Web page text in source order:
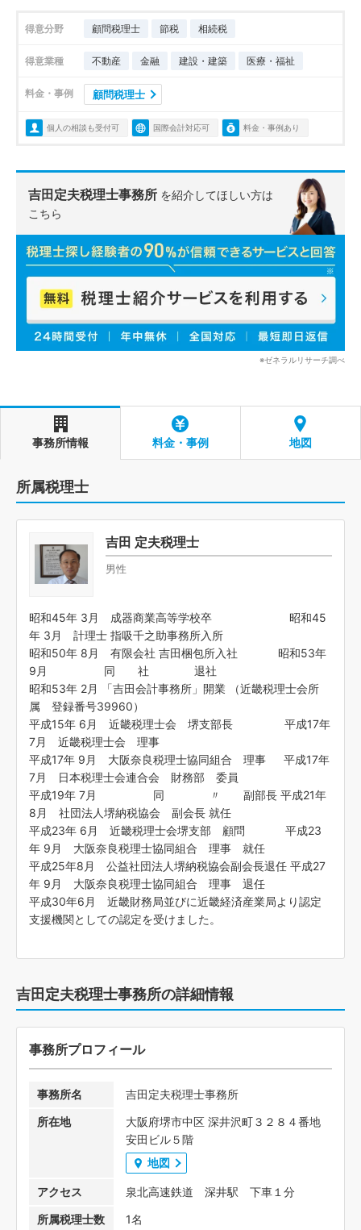
得意分野 顧問税理士 節税 相続税
得意業種 不動産 金融 建設・建築 医療・福祉
料金・事例 顧問税理士
個人の相談も受付可 国際会計対応可 料金・事例あり
吉田定夫税理士事務所 を紹介してほしい方は
こちら
※ゼネラルリサーチ調べ
事務所情報 料金・事例 地図
所属税理士
吉田 定夫税理士
男性
昭和45年 3月 成器商業高等学校卒 昭和45
年 3月 計理士 指吸千之助事務所入所
昭和50年 8月 有限会社 吉田梱包所入社 昭和53年
9月 同 社 退社
昭和53年 2月 「吉田会計事務所」開業 （近畿税理士会所
属 登録番号39960）
平成15年 6月 近畿税理士会 堺支部長 平成17年
7月 近畿税理士会 理事
平成17年 9月 大阪奈良税理士協同組合 理事 平成17年
7月 日本税理士会連合会 財務部 委員
平成19年 7月 同 〃 副部長 平成21年
8月 社団法人堺納税協会 副会長 就任
平成23年 6月 近畿税理士会堺支部 顧問 平成23
年 9月 大阪奈良税理士協同組合 理事 就任
平成25年8月 公益社団法人堺納税協会副会長退任 平成27
年 9月 大阪奈良税理士協同組合 理事 退任
平成30年6月 近畿財務局並びに近畿経済産業局より認定
支援機関としての認定を受けました。
吉田定夫税理士事務所の詳細情報
事務所プロフィール
事務所名
吉田定夫税理士事務所
所在地
大阪府堺市中区 深井沢町３２８４番地
安田ビル５階
地図
アクセス
泉北高速鉄道 深井駅 下車１分
所属税理士数
1名